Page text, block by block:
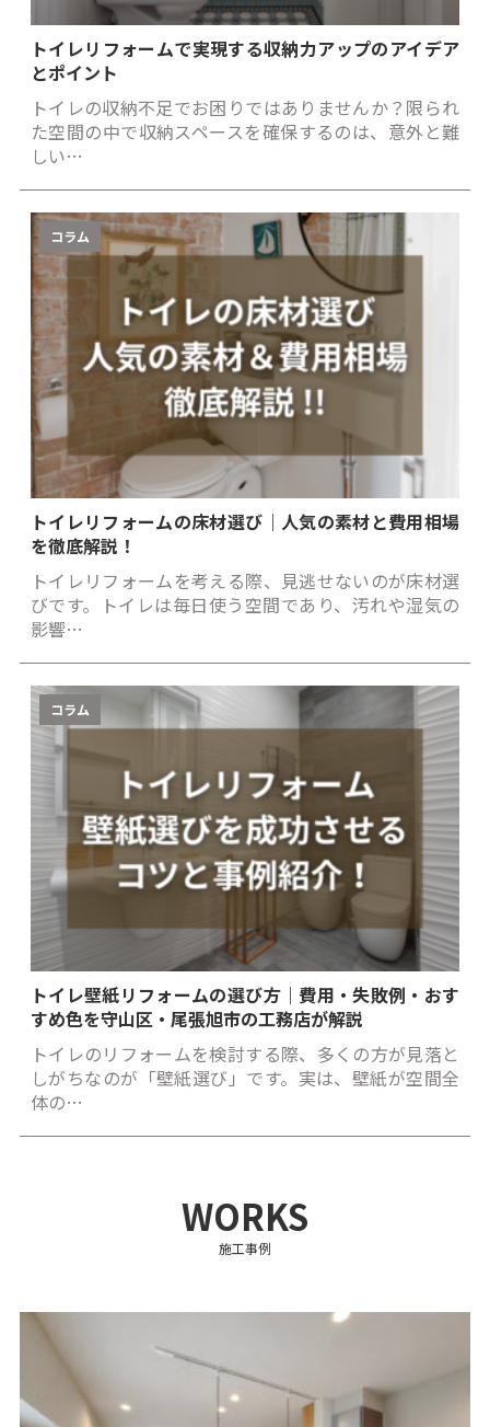
トイレリフォームで実現する収納力アップのアイデア
とポイント
トイレの収納不足でお困りではありませんか？限られ
た空間の中で収納スペースを確保するのは、意外と難
しい…
コラム
トイレリフォームの床材選び｜人気の素材と費用相場
を徹底解説！
トイレリフォームを考える際、見逃せないのが床材選
びです。トイレは毎日使う空間であり、汚れや湿気の
影響…
コラム
トイレ壁紙リフォームの選び方｜費用・失敗例・おす
すめ色を守山区・尾張旭市の工務店が解説
トイレのリフォームを検討する際、多くの方が見落と
しがちなのが「壁紙選び」です。実は、壁紙が空間全
体の…
WORKS
施工事例